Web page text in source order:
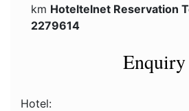
km Hoteltelnet Reservation
2279614
Enquiry
Hotel: